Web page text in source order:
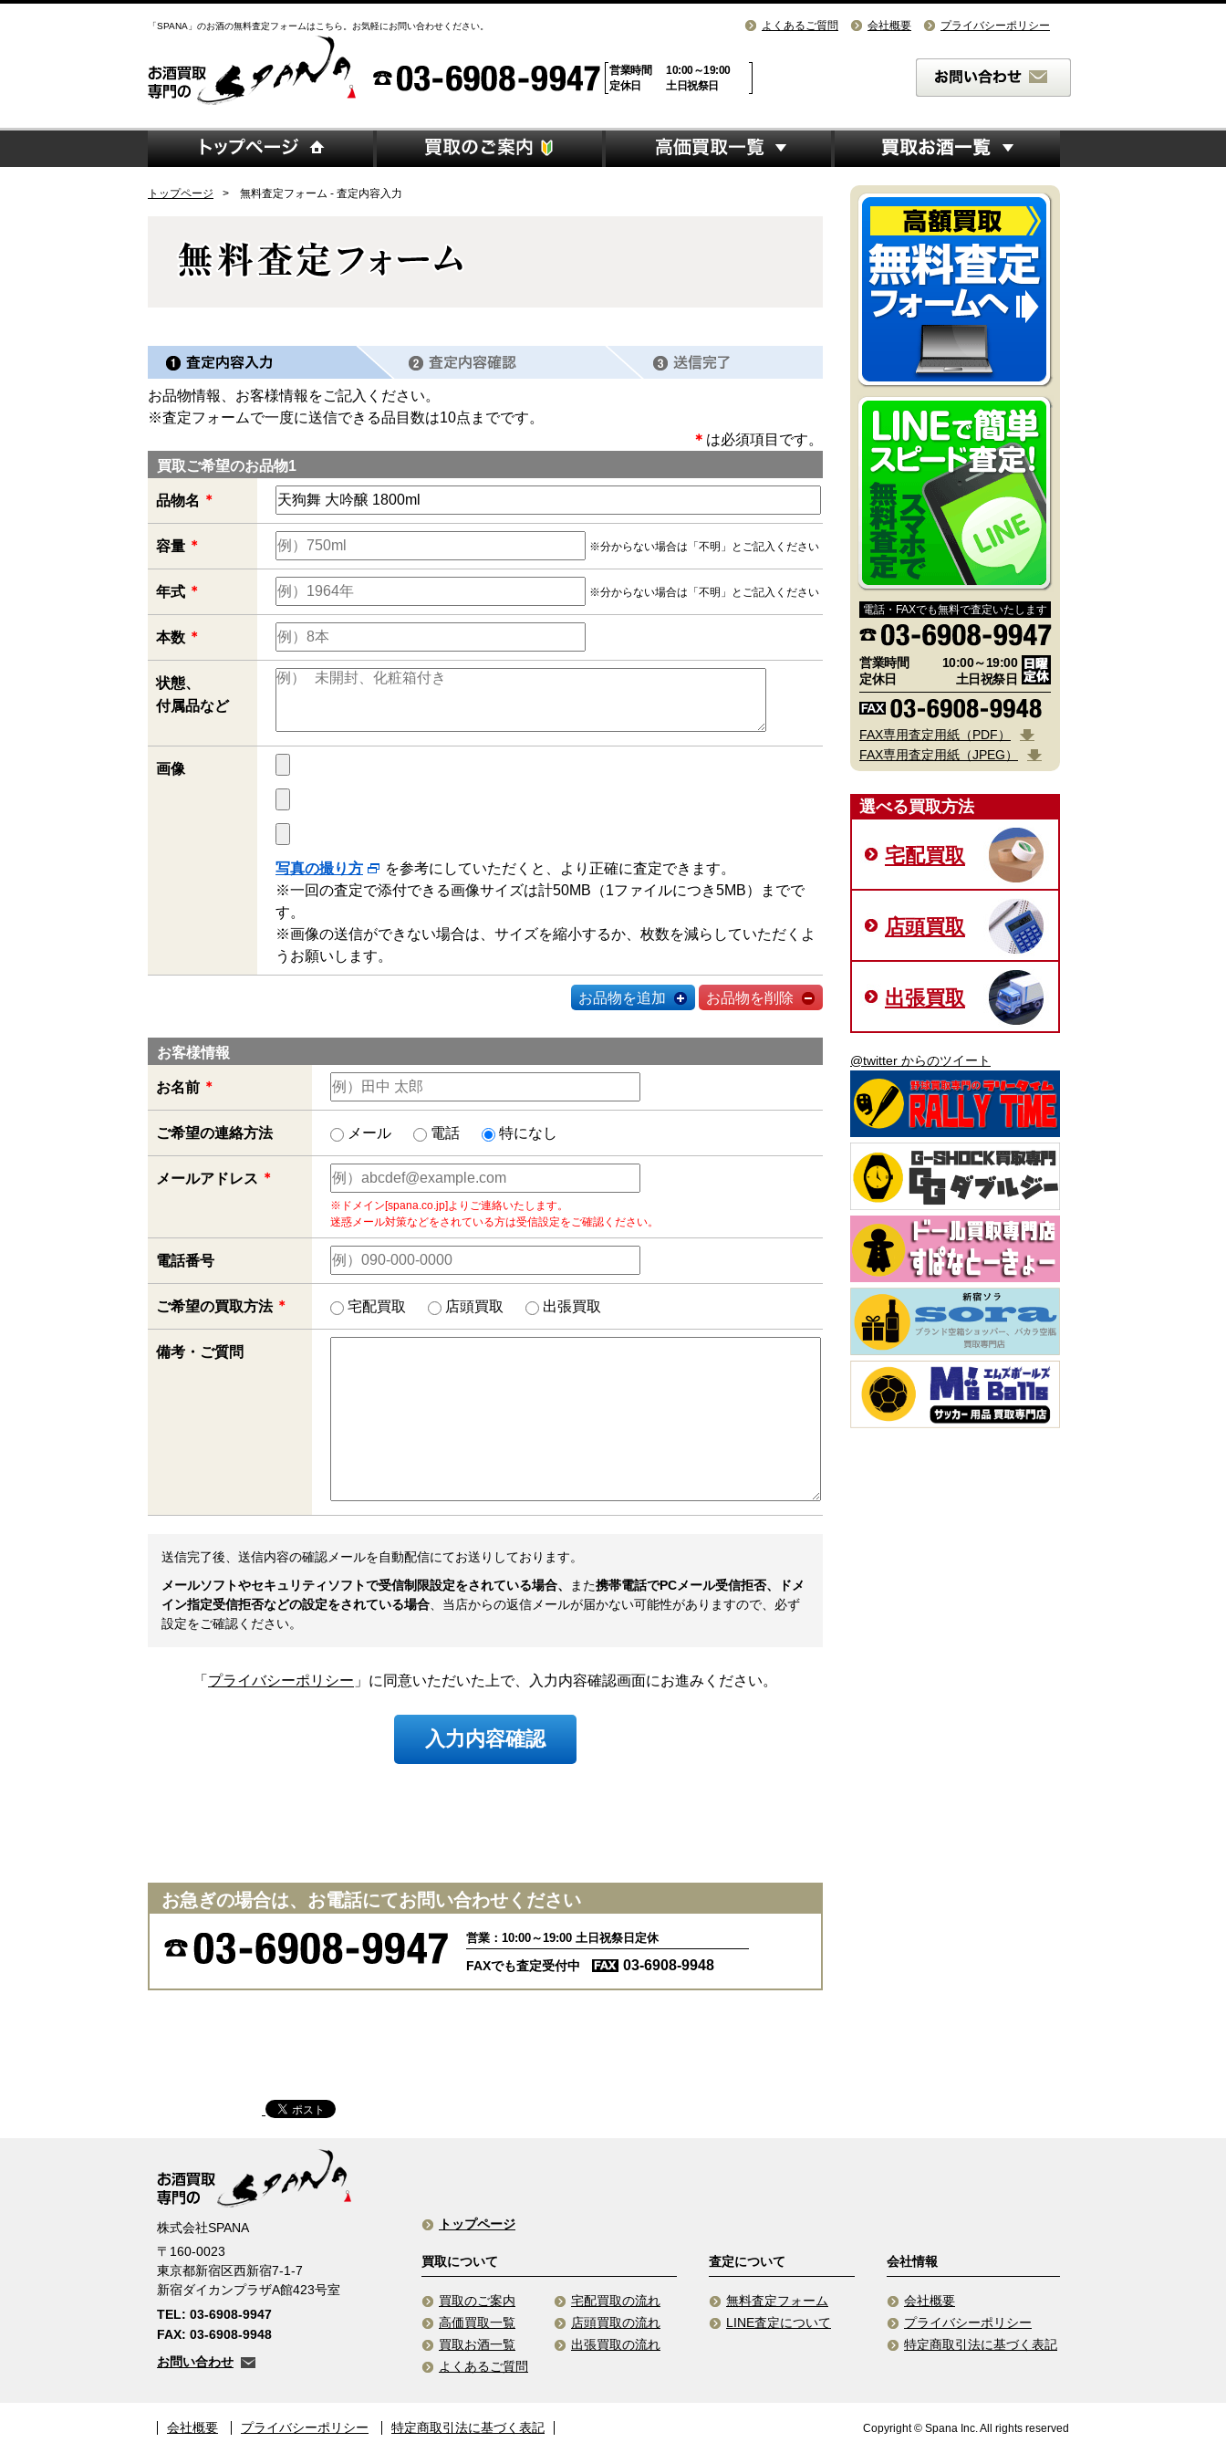
「SPANA」のお酒の無料査定フォームはこちら。お気軽にお問い合わせください。 よくあるご質問 会社概要 プライバシーポリシー
営業時間
10:00～19:00
定休日
土日祝祭日
トップページ 無料査定フォーム - 査定内容入力
お品物情報、お客様情報をご記入ください。
※査定フォームで一度に送信できる品目数は10点までです。
＊ は必須項目です。
買取ご希望のお品物1
品物名 ＊
容量 ＊ ※分からない場合は「不明」とご記入ください
年式 ＊ ※分からない場合は「不明」とご記入ください
本数 ＊
状態、
付属品など
画像
写真の撮り方
を参考にしていただくと、より正確に査定できます。
※一回の査定で添付できる画像サイズは計50MB（1ファイルにつき5MB）までで
す。
※画像の送信ができない場合は、サイズを縮小するか、枚数を減らしていただくよ
うお願いします。
お品物を追加 お品物を削除
お客様情報
お名前 ＊
ご希望の連絡方法 メール 電話 特になし
メールアドレス ＊
※ドメイン[spana.co.jp]よりご連絡いたします。
迷惑メール対策などをされている方は受信設定をご確認ください。
電話番号
ご希望の買取方法 ＊ 宅配買取 店頭買取 出張買取
備考・ご質問
送信完了後、送信内容の確認メールを自動配信にてお送りしております。
メールソフトやセキュリティソフトで受信制限設定をされている場合、
また携帯電話でPCメール受信拒否、ドメ
イン指定受信拒否などの設定をされている場合、当店からの返信メールが届かない可能性がありますので、必ず
設定をご確認ください。
「 プライバシーポリシー 」に同意いただいた上で、入力内容確認画面にお進みください。
お急ぎの場合は、お電話にてお問い合わせください
営業：10:00～19:00 土日祝祭日定休
FAXでも査定受付中 03-6908-9948
電話・FAXでも無料で査定いたします
営業時間
10:00～19:00
定休日
土日祝祭日
FAX専用査定用紙（PDF）
FAX専用査定用紙（JPEG）
選べる買取方法
宅配買取
店頭買取
出張買取
@twitter からのツイート
株式会社SPANA
〒160-0023
東京都新宿区西新宿7-1-7
新宿ダイカンプラザA館423号室
TEL: 03-6908-9947
FAX: 03-6908-9948
お問い合わせ
トップページ
買取について
買取のご案内
宅配買取の流れ
高価買取一覧
店頭買取の流れ
買取お酒一覧
出張買取の流れ
よくあるご質問
査定について
無料査定フォーム
LINE査定について
会社情報
会社概要
プライバシーポリシー
特定商取引法に基づく表記
会社概要 プライバシーポリシー 特定商取引法に基づく表記 Copyright © Spana Inc. All rights reserved